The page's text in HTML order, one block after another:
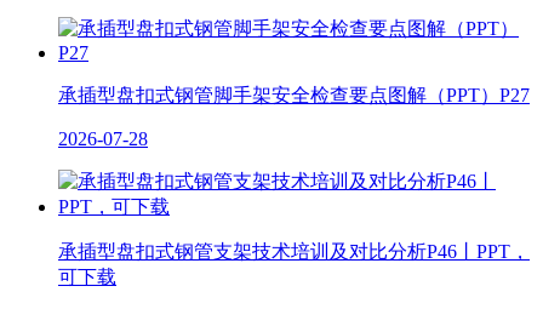
承插型盘扣式钢管脚手架安全检查要点图解（PPT）P27
2026-07-28
承插型盘扣式钢管支架技术培训及对比分析P46丨PPT，
可下载